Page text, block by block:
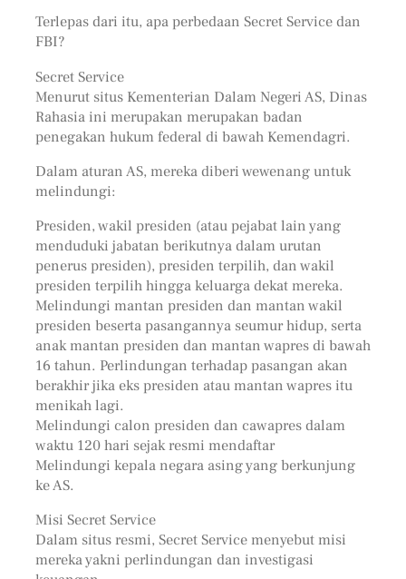
Terlepas dari itu, apa perbedaan Secret Service dan
FBI?
Secret Service
Menurut situs Kementerian Dalam Negeri AS, Dinas
Rahasia ini merupakan merupakan badan
penegakan hukum federal di bawah Kemendagri.
Dalam aturan AS, mereka diberi wewenang untuk
melindungi:
Presiden, wakil presiden (atau pejabat lain yang
menduduki jabatan berikutnya dalam urutan
penerus presiden), presiden terpilih, dan wakil
presiden terpilih hingga keluarga dekat mereka.
Melindungi mantan presiden dan mantan wakil
presiden beserta pasangannya seumur hidup, serta
anak mantan presiden dan mantan wapres di bawah
16 tahun. Perlindungan terhadap pasangan akan
berakhir jika eks presiden atau mantan wapres itu
menikah lagi.
Melindungi calon presiden dan cawapres dalam
waktu 120 hari sejak resmi mendaftar
Melindungi kepala negara asing yang berkunjung
ke AS.
Misi Secret Service
Dalam situs resmi, Secret Service menyebut misi
mereka yakni perlindungan dan investigasi